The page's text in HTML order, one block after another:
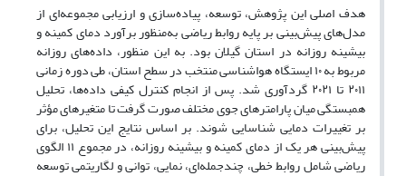
هدف اصلی این پژوهش، توسعه، پیاده‌سازی و ارزیابی مجموعه‌ای از
مدل‌های پیش‌بینی بر پایه روابط ریاضی به‌منظور برآورد دمای کمینه و
بیشینه روزانه در استان گیلان بود. به این منظور، داده‌های روزانه
مربوط به ۱۰ ایستگاه هواشناسی منتخب در سطح استان، طی دوره زمانی
۲۰۱۱ تا ۲۰۲۱ گردآوری شد. پس از انجام کنترل کیفی داده‌ها، تحلیل
همبستگی میان پارامترهای جوی مختلف صورت گرفت تا متغیرهای مؤثر
بر تغییرات دمایی شناسایی شوند. بر اساس نتایج این تحلیل، برای
پیش‌بینی هر یک از دمای کمینه و بیشینه روزانه، در مجموع ۱۱ الگوی
ریاضی شامل روابط خطی، چندجمله‌ای، نمایی، توانی و لگاریتمی توسعه